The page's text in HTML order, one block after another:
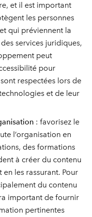
et il est important
les personnes
qui préviennent la
services juridiques,
peut
pour
respectées lors de
et de leur
: favorisez le
l’organisation en
des formations
à créer du contenu
les rassurant. Pour
du contenu
important de fournir
pertinentes